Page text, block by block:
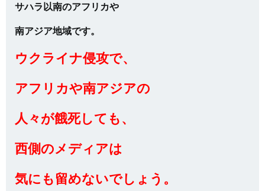
サハラ以南のアフリカや
南アジア地域です。
ウクライナ侵攻で、
アフリカや南アジアの
人々が餓死しても、
西側のメディアは
気にも留めないでしょう。